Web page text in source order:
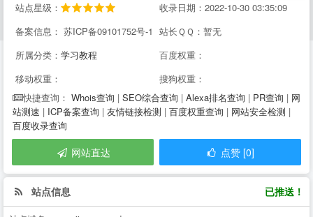
站点星级：
收录日期：2022-10-30 03:35:09
备案信息： 苏ICP备09101752号-1 站长ＱＱ：暂无
所属分类： 学习教程
百度权重：
移动权重：
搜狗权重：
快捷查询： Whois查询 | SEO综合查询 | Alexa排名查询 | PR查询 | 网
站测速 | ICP备案查询 | 友情链接检测 | 百度权重查询 | 网站安全检测 |
百度收录查询
网站直达 点赞 [0]
站点信息 已推送！